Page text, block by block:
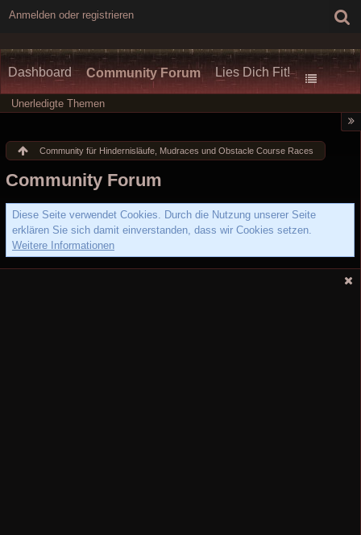
Anmelden oder registrieren
Dashboard Community Forum Lies Dich Fit!
Unerledigte Themen
Community für Hindernisläufe, Mudraces und Obstacle Course Races
Community Forum
Diese Seite verwendet Cookies. Durch die Nutzung unserer Seite
erklären Sie sich damit einverstanden, dass wir Cookies setzen.
Weitere Informationen